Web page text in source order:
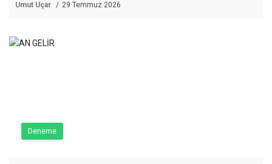
Umut Uçar 29 Temmuz 2026
Deneme